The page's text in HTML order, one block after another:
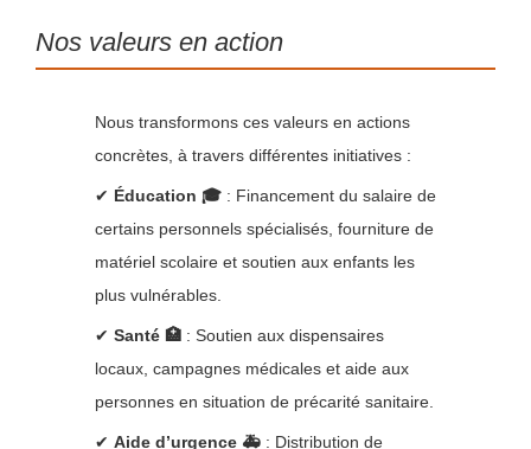
Nos valeurs en action
Nous transformons ces valeurs en actions
concrètes, à travers différentes initiatives :
✔ Éducation 🎓 : Financement du salaire de
certains personnels spécialisés, fourniture de
matériel scolaire et soutien aux enfants les
plus vulnérables.
✔ Santé 🏥 : Soutien aux dispensaires
locaux, campagnes médicales et aide aux
personnes en situation de précarité sanitaire.
✔ Aide d’urgence 🚑 : Distribution de